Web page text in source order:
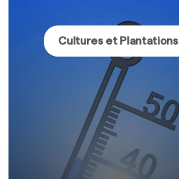
Cultures et Plantations